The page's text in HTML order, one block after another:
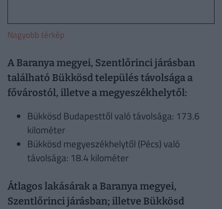
Nagyobb térkép
A Baranya megyei, Szentlőrinci járásban
található Bükkösd település távolsága a
fővárostól, illetve a megyeszékhelytől:
Bükkösd Budapesttől való távolsága: 173.6
kilométer
Bükkösd megyeszékhelytől (Pécs) való
távolsága: 18.4 kilométer
Átlagos lakásárak a Baranya megyei,
Szentlőrinci járásban; illetve Bükkösd